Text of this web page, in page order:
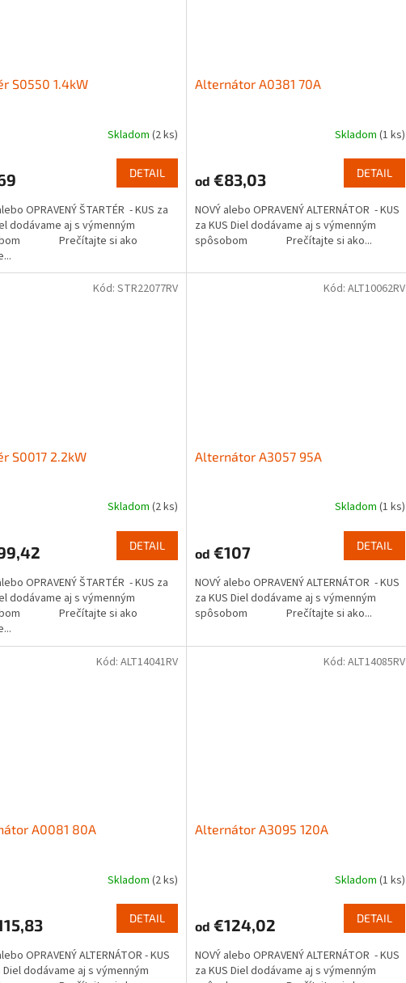
S0550 1.4kW
Skladom (2 ks)
DETAIL
OPRAVENÝ ŠTARTÉR - KUS za
dodávame aj s výmenným
Prečítajte si ako
Alternátor A0381 70A
Skladom (1 ks)
od €83,03 DETAIL
NOVÝ alebo OPRAVENÝ ALTERNÁTOR - KUS
za KUS Diel dodávame aj s výmenným
spôsobom Prečítajte si ako...
S0017 2.2kW
Skladom (2 ks)
DETAIL
OPRAVENÝ ŠTARTÉR - KUS za
dodávame aj s výmenným
Prečítajte si ako
Kód: STR22077RV
Alternátor A3057 95A
Skladom (1 ks)
od €107 DETAIL
NOVÝ alebo OPRAVENÝ ALTERNÁTOR - KUS
za KUS Diel dodávame aj s výmenným
spôsobom Prečítajte si ako...
Kód: ALT10062RV
A0081 80A
Skladom (2 ks)
DETAIL
OPRAVENÝ ALTERNÁTOR - KUS
Diel dodávame aj s výmenným
Kód: ALT14041RV
Alternátor A3095 120A
Skladom (1 ks)
od €124,02 DETAIL
NOVÝ alebo OPRAVENÝ ALTERNÁTOR - KUS
za KUS Diel dodávame aj s výmenným
Kód: ALT14085RV